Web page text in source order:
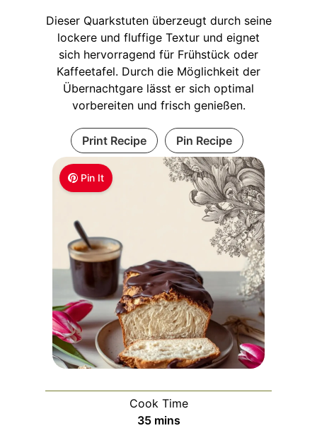
Pin It
Dieser Quarkstuten überzeugt durch seine
lockere und fluffige Textur und eignet
sich hervorragend für Frühstück oder
Kaffeetafel. Durch die Möglichkeit der
Übernachtgare lässt er sich optimal
vorbereiten und frisch genießen.​
Print Recipe Pin Recipe
Cook Time
35mmins